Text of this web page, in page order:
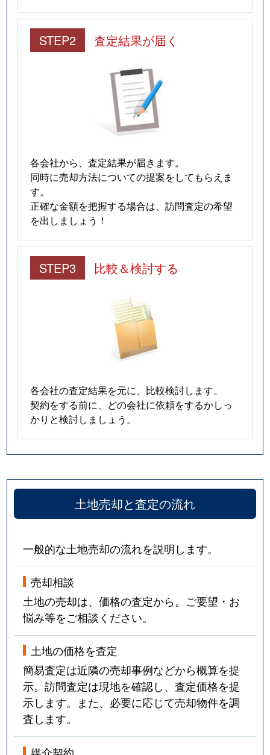
STEP2 査定結果が届く
各会社から、査定結果が届きます。
同時に売却方法についての提案をしてもらえま
す。
正確な金額を把握する場合は、訪問査定の希望
を出しましょう！
STEP3 比較＆検討する
各会社の査定結果を元に、比較検討します。
契約をする前に、どの会社に依頼をするかしっ
かりと検討しましょう。
土地売却と査定の流れ
一般的な土地売却の流れを説明します。
売却相談
土地の売却は、価格の査定から。ご要望・お
悩み等をご相談ください。
土地の価格を査定
簡易査定は近隣の売却事例などから概算を提
示。訪問査定は現地を確認し、査定価格を提
示します。また、必要に応じて売却物件を調
査します。
媒介契約